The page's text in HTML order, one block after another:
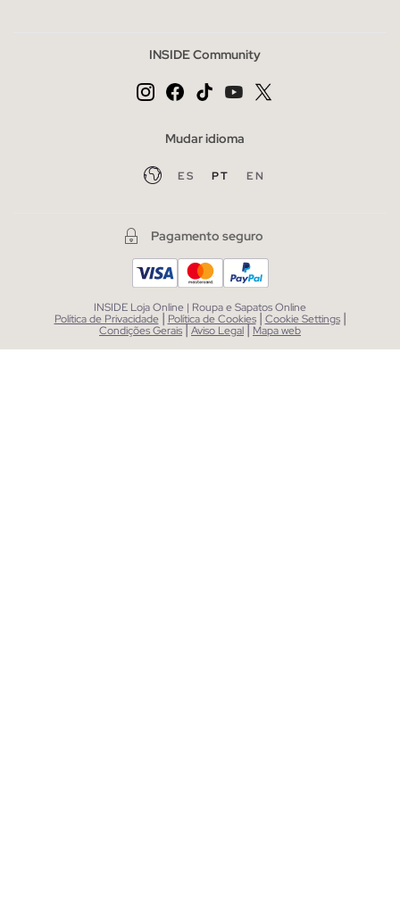
INSIDE Community
Mudar idioma
ES PT EN
Pagamento seguro
INSIDE Loja Online | Roupa e Sapatos Online
Política de Privacidade | Política de Cookies | Cookie Settings |
Condições Gerais|Aviso Legal| Mapa web